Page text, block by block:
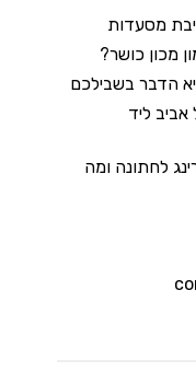
מסעדות
מכון כושר?
הדבר בשבילכם
ליד
לחתונה ומה